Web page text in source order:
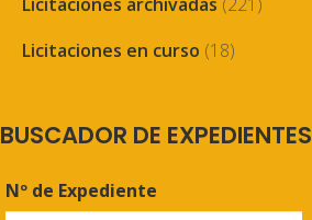
Licitaciones en curso (18)
BUSCADOR DE EXPEDIENTES
Nº de Expediente